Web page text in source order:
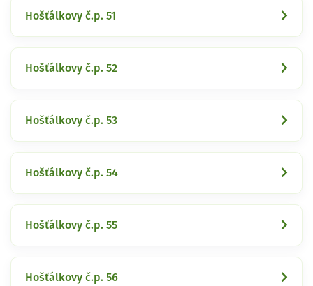
Hošťálkovy č.p. 51
Hošťálkovy č.p. 52
Hošťálkovy č.p. 53
Hošťálkovy č.p. 54
Hošťálkovy č.p. 55
Hošťálkovy č.p. 56